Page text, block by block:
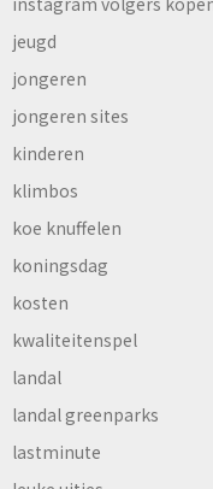
jeugd
jongeren
jongeren sites
kinderen
klimbos
koe knuffelen
koningsdag
kosten
kwaliteitenspel
landal
landal greenparks
lastminute